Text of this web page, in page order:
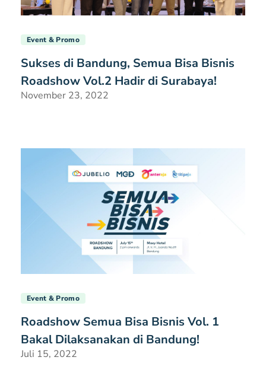
Event & Promo
Sukses di Bandung, Semua Bisa Bisnis
Roadshow Vol.2 Hadir di Surabaya!
November 23, 2022
Event & Promo
Roadshow Semua Bisa Bisnis Vol. 1
Bakal Dilaksanakan di Bandung!
Juli 15, 2022